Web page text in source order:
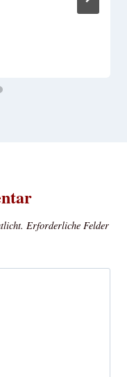
Erforderliche Felder